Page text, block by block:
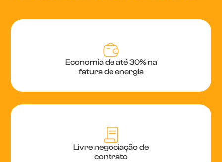
Economia de até 30% na
fatura de energia
Livre negociação de
contrato